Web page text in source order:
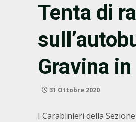
Tenta di
Gravina
31 Ottobre 2020
I Carabinieri della